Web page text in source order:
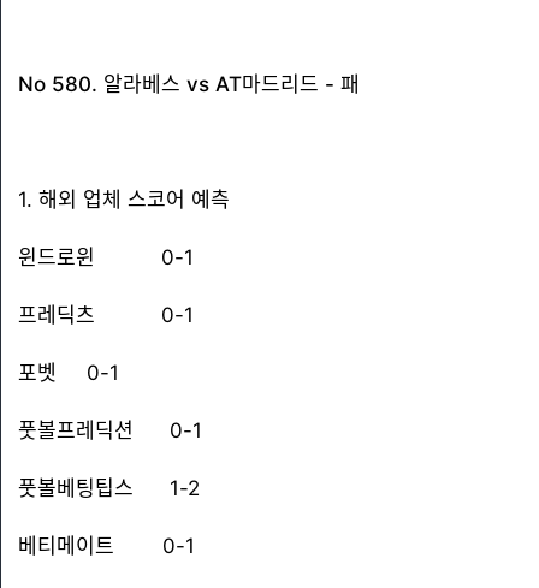
No 580. 알라베스 vs AT마드리드 - 패
1. 해외 업체 스코어 예측
윈드로윈 0-1
프레딕츠 0-1
포벳 0-1
풋볼프레딕션 0-1
풋볼베팅팁스 1-2
베티메이트 0-1